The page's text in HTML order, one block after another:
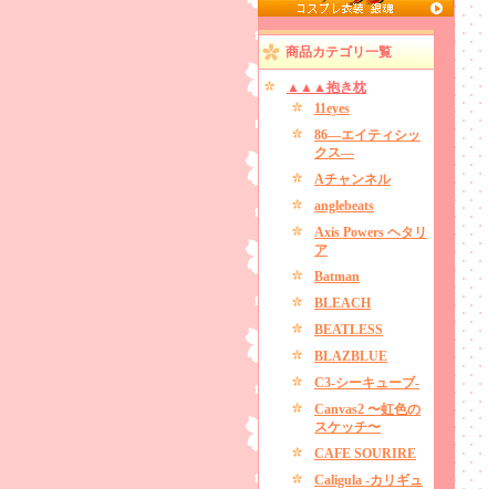
商品カテゴリ一覧
▲▲▲抱き枕
11eyes
86―エイティシッ
クス―
Aチャンネル
anglebeats
Axis Powers ヘタリ
ア
Batman
BLEACH
BEATLESS
BLAZBLUE
C3-シーキューブ-
Canvas2 〜虹色の
スケッチ〜
CAFE SOURIRE
Caligula -カリギュ